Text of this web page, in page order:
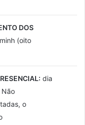
DOS
(oito
dia
o